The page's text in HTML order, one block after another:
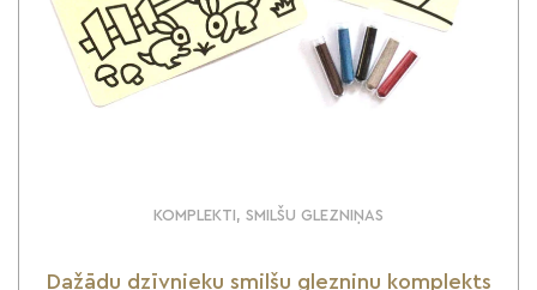
KOMPLEKTI, SMILŠU GLEZNIŅAS
Dažādu dzīvnieku smilšu glezniņu komplekts